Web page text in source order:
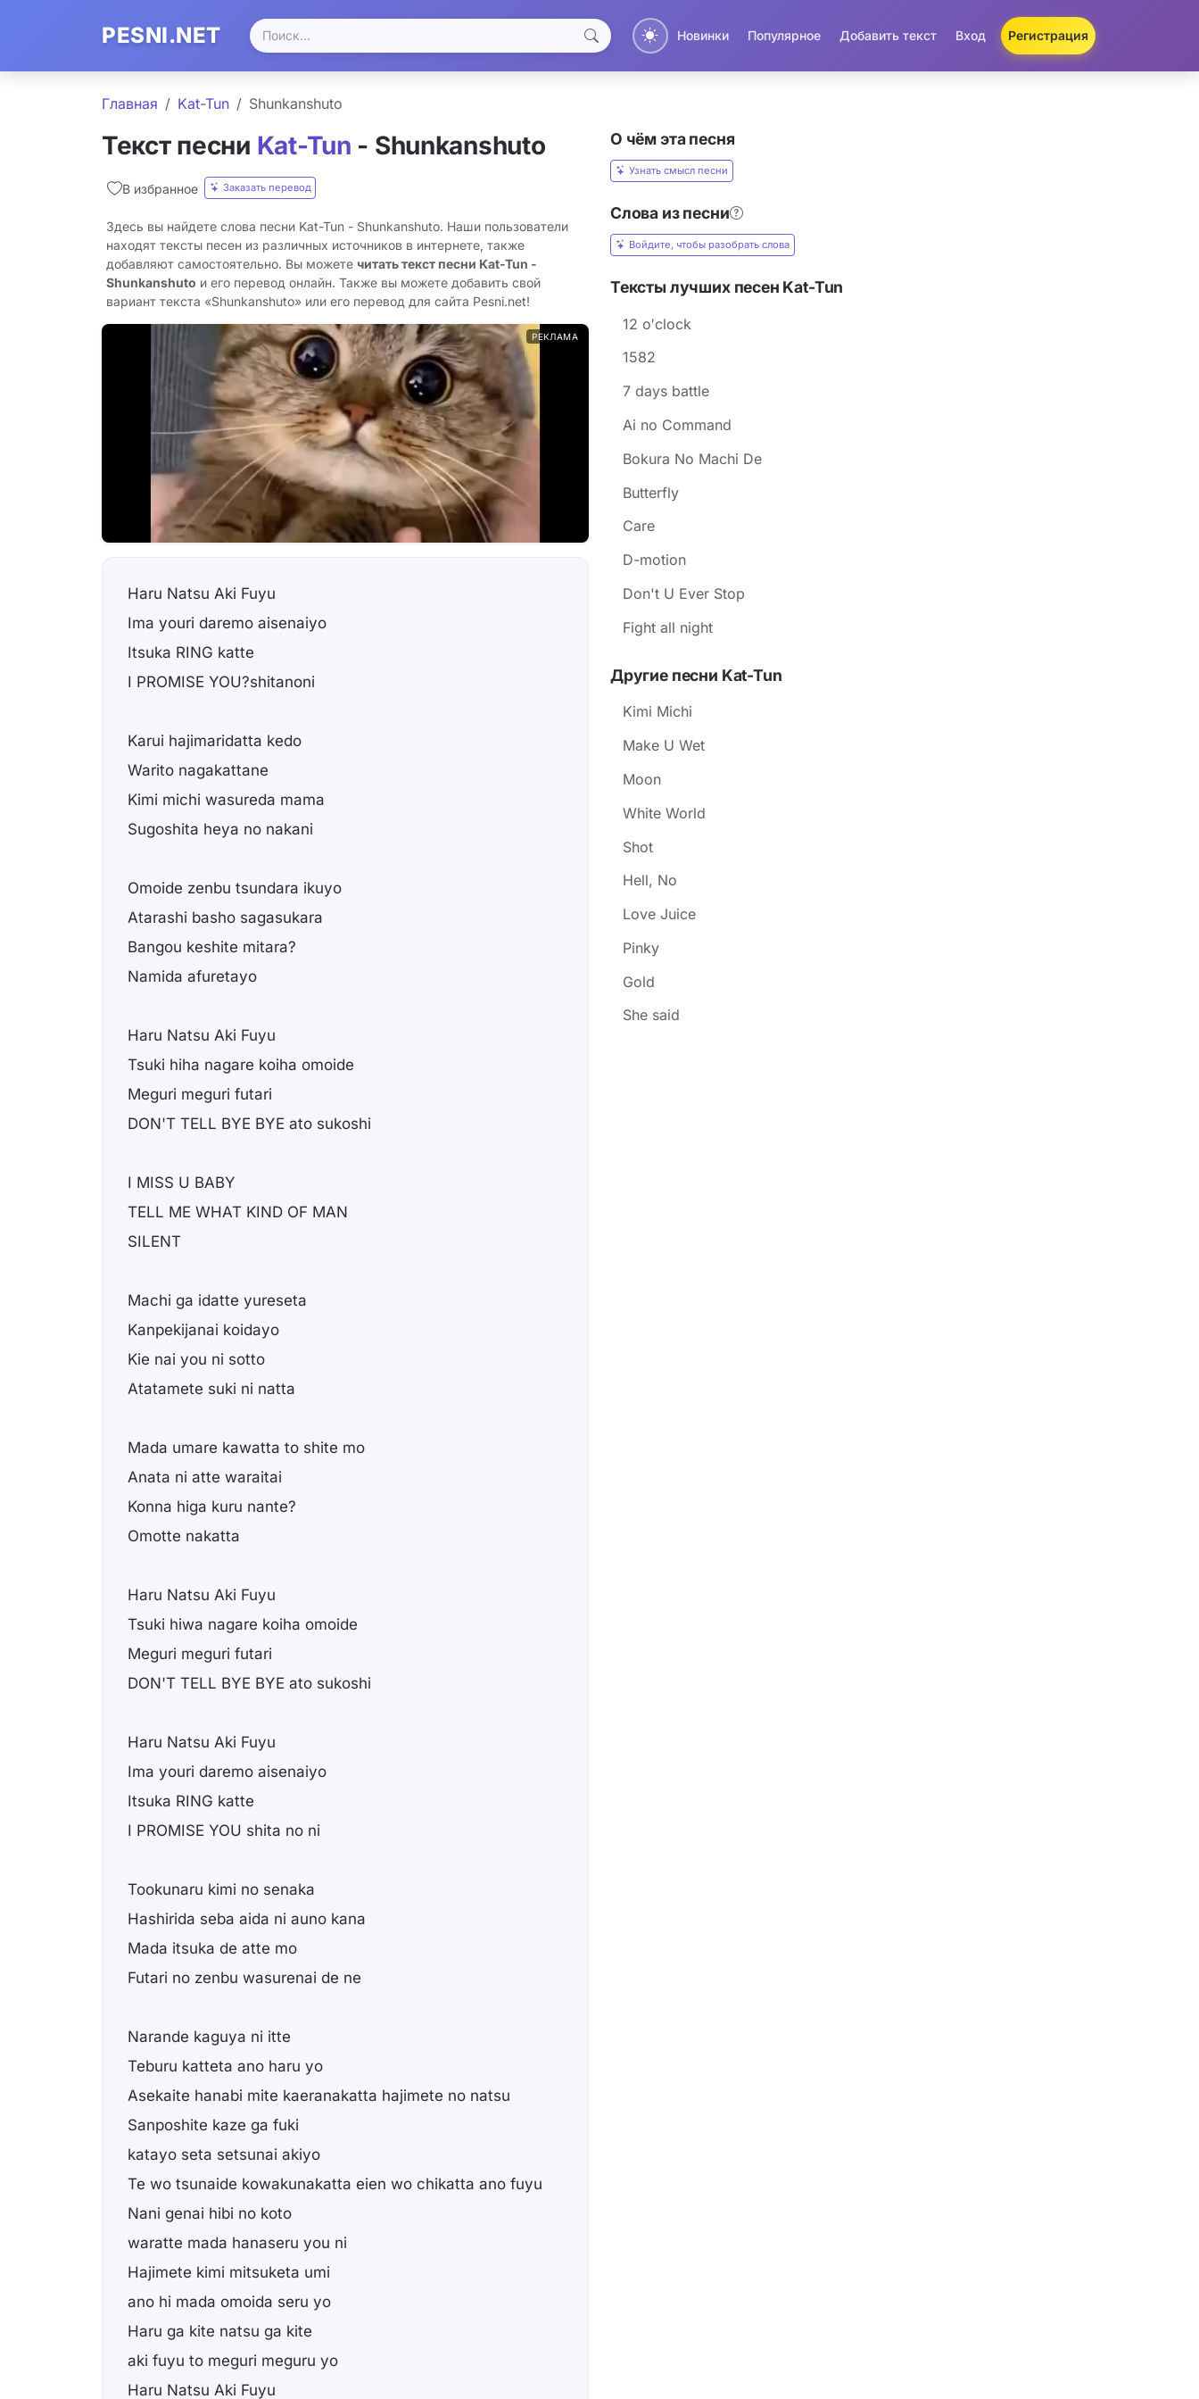
PESNI.NET Новинки Популярное Добавить текст Вход Регистрация
Главная Kat-Tun Shunkanshuto
Текст песни Kat-Tun - Shunkanshuto
В избранное Заказать перевод
Здесь вы найдете слова песни Kat-Tun - Shunkanshuto. Наши пользователи
находят тексты песен из различных источников в интернете, также
добавляют самостоятельно. Вы можете читать текст песни Kat-Tun -
Shunkanshuto и его перевод онлайн. Также вы можете добавить свой
вариант текста «Shunkanshuto» или его перевод для сайта Pesni.net!
РЕКЛАМА
Haru Natsu Aki Fuyu
Ima youri daremo aisenaiyo
Itsuka RING katte
I PROMISE YOU?shitanoni
Karui hajimaridatta kedo
Warito nagakattane
Kimi michi wasureda mama
Sugoshita heya no nakani
Omoide zenbu tsundara ikuyo
Atarashi basho sagasukara
Bangou keshite mitara?
Namida afuretayo
Haru Natsu Aki Fuyu
Tsuki hiha nagare koiha omoide
Meguri meguri futari
DON'T TELL BYE BYE ato sukoshi
I MISS U BABY
TELL ME WHAT KIND OF MAN
SILENT
Machi ga idatte yureseta
Kanpekijanai koidayo
Kie nai you ni sotto
Atatamete suki ni natta
Mada umare kawatta to shite mo
Anata ni atte waraitai
Konna higa kuru nante?
Omotte nakatta
Haru Natsu Aki Fuyu
Tsuki hiwa nagare koiha omoide
Meguri meguri futari
DON'T TELL BYE BYE ato sukoshi
Haru Natsu Aki Fuyu
Ima youri daremo aisenaiyo
Itsuka RING katte
I PROMISE YOU shita no ni
Tookunaru kimi no senaka
Hashirida seba aida ni auno kana
Mada itsuka de atte mo
Futari no zenbu wasurenai de ne
Narande kaguya ni itte
Teburu katteta ano haru yo
Asekaite hanabi mite kaeranakatta hajimete no natsu
Sanposhite kaze ga fuki
katayo seta setsunai akiyo
Te wo tsunaide kowakunakatta eien wo chikatta ano fuyu
Nani genai hibi no koto
waratte mada hanaseru you ni
Hajimete kimi mitsuketa umi
ano hi mada omoida seru yo
Haru ga kite natsu ga kite
aki fuyu to meguri meguru yo
Haru Natsu Aki Fuyu
О чём эта песня
Узнать смысл песни
Слова из песни
Войдите, чтобы разобрать слова
Тексты лучших песен Kat-Tun
12 o′clock
1582
7 days battle
Ai no Command
Bokura No Machi De
Butterfly
Care
D-motion
Don't U Ever Stop
Fight all night
Другие песни Kat-Tun
Kimi Michi
Make U Wet
Moon
White World
Shot
Hell, No
Love Juice
Pinky
Gold
She said